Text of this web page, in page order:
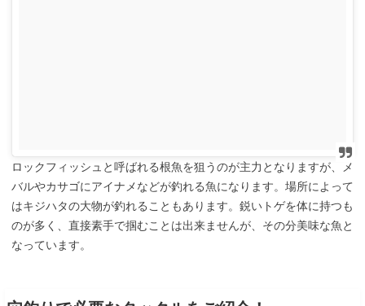
ロックフィッシュと呼ばれる根魚を狙うのが主力となりますが、メ
バルやカサゴにアイナメなどが釣れる魚になります。場所によって
はキジハタの大物が釣れることもあります。鋭いトゲを体に持つも
のが多く、直接素手で掴むことは出来ませんが、その分美味な魚と
なっています。